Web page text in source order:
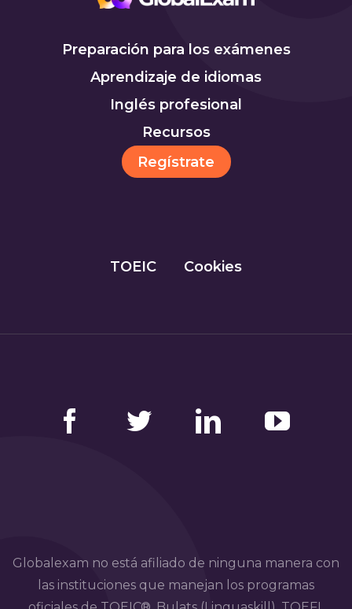
Preparación para los exámenes
Aprendizaje de idiomas
Inglés profesional
Recursos
Regístrate
TOEIC Cookies
Globalexam no está afiliado de ninguna manera con
las instituciones que manejan los programas